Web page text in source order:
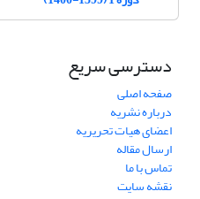
دسترسی سریع
صفحه اصلی
درباره نشریه
اعضای هیات تحریریه
ارسال مقاله
تماس با ما
نقشه سایت